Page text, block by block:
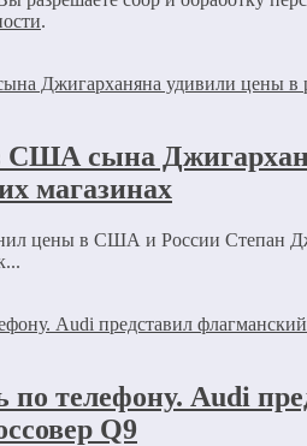
.
США сына
магазинах
цены в США и России Степан
по телефону. Audi
Q9